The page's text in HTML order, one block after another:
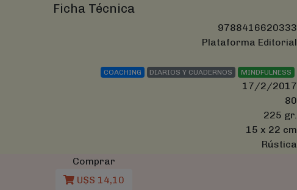
Ficha Técnica
9788416620333
Plataforma Editorial
COACHING DIARIOS Y CUADERNOS MINDFULNESS
17/2/2017
80
225 gr.
15 x 22 cm
Rústica
Comprar
U$S 14,10